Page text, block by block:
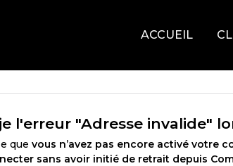
ACCUEIL
l'erreur "Adresse invalide"
que vous n’avez pas encore activé votre
sans avoir initié de retrait depuis